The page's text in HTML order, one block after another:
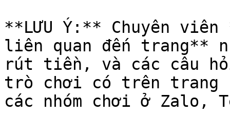
**LƯU Ý:** Chuyên
liên quan đến trang**
rút tiền, và các câu
trò chơi có trên trang
các nhóm chơi ở Zalo,